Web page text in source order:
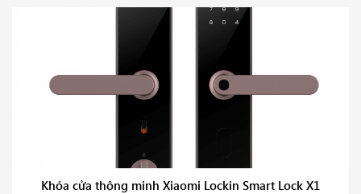
Khóa cửa thông minh Xiaomi Lockin Smart Lock X1